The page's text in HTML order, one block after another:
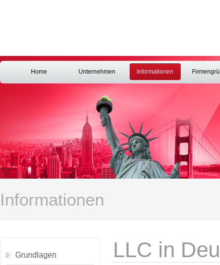
Home Unternehmen Informationen
Informationen
LLC in
Grundlagen